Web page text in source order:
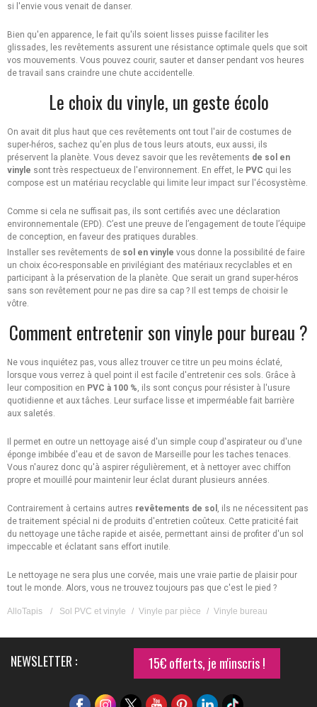
si l'envie vous venait de danser.
Bien qu'en apparence, le fait qu'ils soient lisses puisse faciliter les
glissades, les revêtements assurent une résistance optimale quels que soit
vos mouvements. Vous pouvez courir, sauter et danser pendant vos heures
de travail sans craindre une chute accidentelle.
Le choix du vinyle, un geste écolo
On avait dit plus haut que ces revêtements ont tout l'air de costumes de
super-héros, sachez qu'en plus de tous leurs atouts, eux aussi, ils
préservent la planète. Vous devez savoir que les revêtements de sol en
vinyle sont très respectueux de l'environnement. En effet, le PVC qui les
compose est un matériau recyclable qui limite leur impact sur l'écosystème.
Comme si cela ne suffisait pas, ils sont certifiés avec une déclaration
environnementale (EPD). C’est une preuve de l’engagement de toute l’équipe
de conception, en faveur des pratiques durables.
Installer ses revêtements de sol en vinyle vous donne la possibilité de faire
un choix éco-responsable en privilégiant des matériaux recyclables et en
participant à la préservation de la planète. Que serait un grand super-héros
sans son revêtement pour ne pas dire sa cap ? Il est temps de choisir le
vôtre.
Comment entretenir son vinyle pour bureau ?
Ne vous inquiétez pas, vous allez trouver ce titre un peu moins éclaté,
lorsque vous verrez à quel point il est facile d'entretenir ces sols. Grâce à
leur composition en PVC à 100 % , ils sont conçus pour résister à l'usure
quotidienne et aux tâches. Leur surface lisse et imperméable fait barrière
aux saletés.
Il permet en outre un nettoyage aisé d'un simple coup d'aspirateur ou d'une
éponge imbibée d'eau et de savon de Marseille pour les taches tenaces.
Vous n'aurez donc qu'à aspirer régulièrement, et à nettoyer avec chiffon
propre et mouillé pour maintenir leur éclat durant plusieurs années.
Contrairement à certains autres revêtements de sol
, ils ne nécessitent pas
de traitement spécial ni de produits d'entretien coûteux. Cette praticité fait
du nettoyage une tâche rapide et aisée, permettant ainsi de profiter d'un sol
impeccable et éclatant sans effort inutile.
Le nettoyage ne sera plus une corvée, mais une vraie partie de plaisir pour
tout le monde. Alors, vous ne trouvez toujours pas que c'est le pied ?
AlloTapis / Sol PVC et vinyle / Vinyle par pièce / Vinyle bureau
NEWSLETTER : 15€ offerts, je m'inscris !